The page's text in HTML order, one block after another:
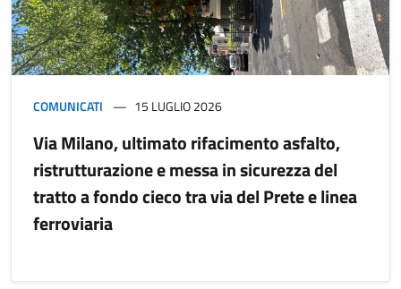
COMUNICATI 15 LUGLIO 2026
Via Milano, ultimato rifacimento asfalto,
ristrutturazione e messa in sicurezza del
tratto a fondo cieco tra via del Prete e linea
ferroviaria